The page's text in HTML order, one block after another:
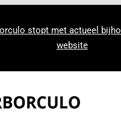
stopt met actueel
website